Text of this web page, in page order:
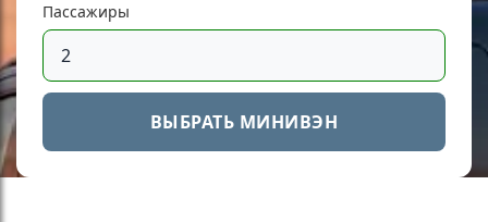
Пассажиры
ВЫБРАТЬ МИНИВЭН